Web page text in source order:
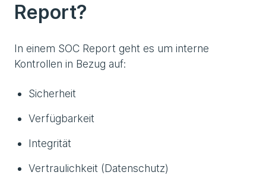
Report?
In einem SOC Report geht es um interne
Kontrollen in Bezug auf:
Sicherheit
Verfügbarkeit
Integrität
Vertraulichkeit (Datenschutz)